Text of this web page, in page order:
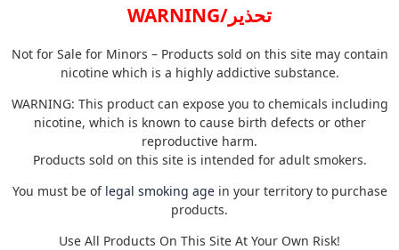
WARNING/تحذير
Not for Sale for Minors – Products sold on this site may contain
nicotine which is a highly addictive substance.
WARNING: This product can expose you to chemicals including
nicotine, which is known to cause birth defects or other
reproductive harm.
Products sold on this site is intended for adult smokers.
You must be of legal smoking agein your territory to purchase
products.
Use All Products On This Site At Your Own Risk!